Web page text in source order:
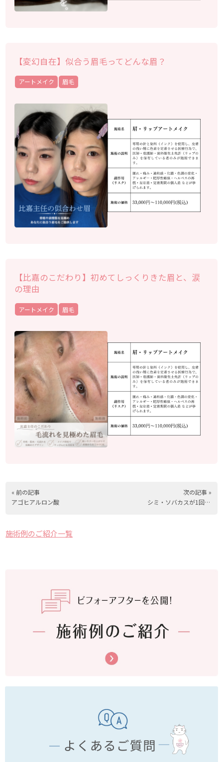
【変幻自在】似合う眉毛ってどんな眉？
アートメイク 眉毛
【比嘉のこだわり】初めてしっくりきた眉と、涙
の理由
アートメイク 眉毛
« 前の記事
アゴヒアルロン酸
次の記事 »
シミ・ソバカスが1回で改善！
施術例のご紹介一覧